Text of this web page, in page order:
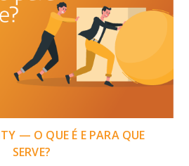
— O QUE É E PARA QUE
SERVE?